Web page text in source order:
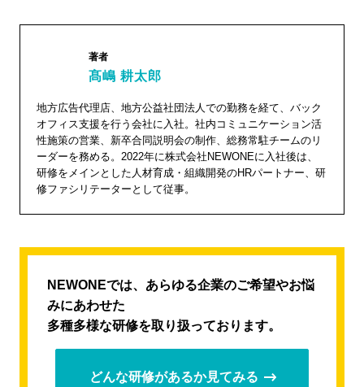
髙嶋 耕
太郎"
width="1
04"
height="
104">
著者
髙嶋 耕太郎
地方広告代理店、地方公益社団法人での勤務を経て、バック
オフィス支援を行う会社に入社。社内コミュニケーション活
性施策の営業、新卒合同説明会の制作、総務常駐チームのリ
ーダーを務める。2022年に株式会社NEWONEに入社後は、
研修をメインとした人材育成・組織開発のHRパートナー、研
修ファシリテーターとして従事。
NEWONEでは、あらゆる企業のご希望やお悩
みにあわせた
多種多様な研修を取り扱っております。
どんな研修があるか見てみる